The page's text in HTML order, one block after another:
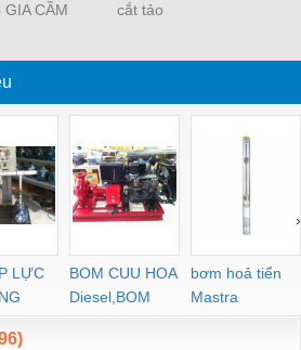
GIA CẦM
cắt tảo
LỰC
BOM CUU HOA
Diesel,BOM
CHUA CHAY
bơm hoả tiển
Mastra
›